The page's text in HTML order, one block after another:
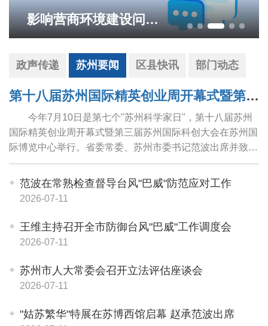
大批货船有序驶入望虞河口内侧安全水域集中锚泊
政声传递 苏州要闻 区县快讯 部门动态
第十八届苏州国际精英创业周开幕式暨第三届苏州国际科创大会举行 范波赵岩致辞 王维主持
今年7月10日是第七个"苏州科学家日"，第十八届苏州
国际精英创业周开幕式暨第三届苏州国际科创大会在苏州国
际博览中心举行。省委常委、苏州市委书记范波出席并致
辞，副省长赵岩视频致辞，教育部留学服务中心党委书记、
主任李智致辞。市委副书记、市长王维主持...
范波在常熟检查督导台风"巴威"防范应对工作
2026-07-11
王维主持召开全市防御台风"巴威"工作调度会
2026-07-11
苏州市人大常委会召开立法评估座谈会
2026-07-11
"姑苏繁华"特展在苏博西馆启幕 赵承范波出席